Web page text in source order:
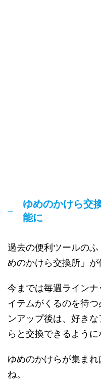
ゆめのかけら交
能に
過去の便利ツールの
めのかけら交換所」が
今までは毎週ライン
イテムがくるのを待
ンアップ後は、好き
らと交換できるように
ゆめのかけらが集ま
ね。